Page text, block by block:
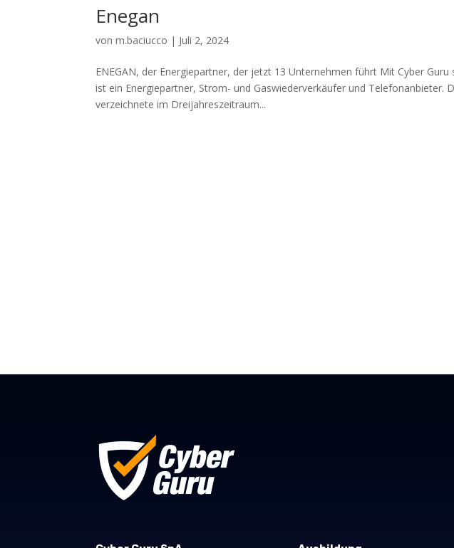
Enegan
vonm.baciucco | Juli 2, 2024
ENEGAN, der Energiepartner, der jetzt 13 Unternehmen führt Mit Cyber Guru
ist ein Energiepartner, Strom- und Gaswiederverkäufer und Telefonanbieter.
verzeichnete im Dreijahreszeitraum...